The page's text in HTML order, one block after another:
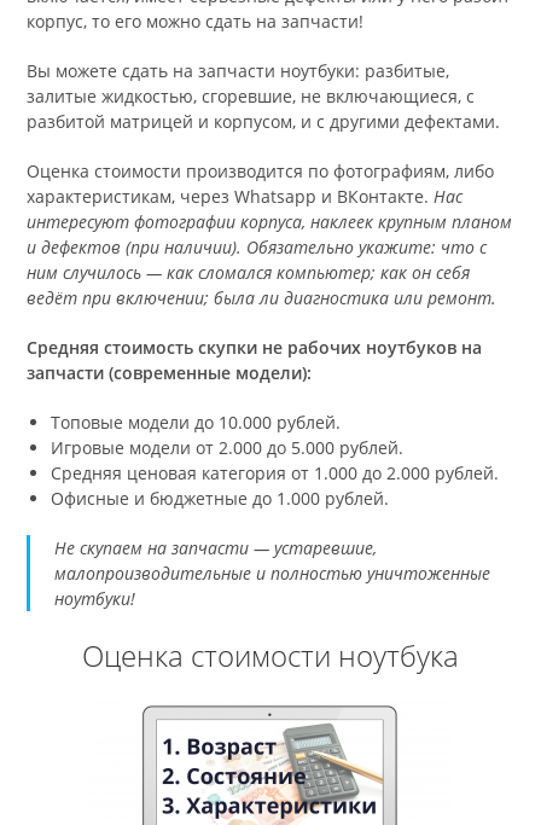
корпус, то его можно сдать на запчасти!
Вы можете сдать на запчасти ноутбуки: разбитые,
залитые жидкостью, сгоревшие, не включающиеся, с
разбитой матрицей и корпусом, и с другими дефектами.
Оценка стоимости производится по фотографиям, либо
характеристикам, через Whatsapp и ВКонтакте.Нас
интересуют фотографии корпуса, наклеек крупным планом
и дефектов (при наличии). Обязательно укажите: что с
ним случилось — как сломался компьютер; как он себя
ведёт при включении; была ли диагностика или ремонт.
Средняя стоимость скупки не рабочих ноутбуков на
запчасти (современные модели):
Топовые модели до 10.000 рублей.
Игровые модели от 2.000 до 5.000 рублей.
Средняя ценовая категория от 1.000 до 2.000 рублей.
Офисные и бюджетные до 1.000 рублей.
Не скупаем на запчасти — устаревшие,
малопроизводительные и полностью уничтоженные
ноутбуки!
Оценка стоимости ноутбука